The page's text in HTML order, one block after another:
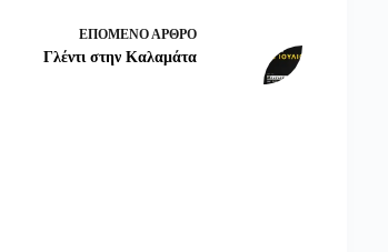
ΕΠΌΜΕΝΟΆΡΘΡΟ
Γλέντι στην Καλαμάτα